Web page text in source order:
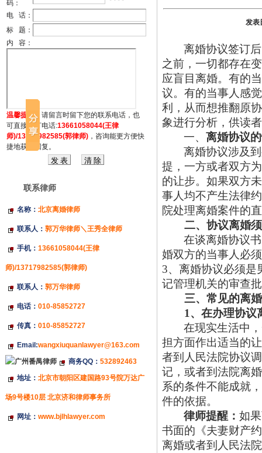
码：
电 话：
标 题：
内 容：
温馨提示： 请留言时留下您的联系电话，也
可直接拔打电话:13661058044(王律
师)/13717982585(郭律师)，咨询能更方便快
捷地获得回复。
联系律师
名称： 北京离婚律师
联系人： 郭万华律师＼王秀全律师
手机： 13661058044(王律
师)/13717982585(郭律师)
联系人： 郭万华律师
电话： 010-85852727
传真： 010-85852727
Email:wangxiuquanlawyer@163.com
商务QQ： 532892463
地址： 北京市朝阳区建国路93号院万达广
场9号楼10层 北京济和律师事务所
网址： www.bjlhlawyer.com
发表
离婚协议签订
之前，一切都存在
应盲目离婚。有的
议。有的当事人感
利，从而想推翻原
象进行分析，供读
一、 离婚协议
离婚协议涉及
提，一方或者双方
的让步。如果双方
事人均不产生法律
院处理离婚案件的
二、协议离婚
在谈离婚协议
婚双方的当事人必
3、离婚协议必须是
记管理机关的审查
三、常见的离
1、在办理协议
在现实生活中
担方面作出适当的
者到人民法院协议
记，或者到法院离
系的条件不能成就
件的依据。
律师提醒： 如
书面的《夫妻财产
离婚或者到人民法